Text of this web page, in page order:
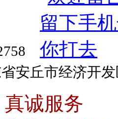
安丘市经济开
诚服务